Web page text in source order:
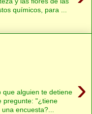
químicos, para ...
›
que alguien te detiene
pregunte: "¿tiene
encuesta?...